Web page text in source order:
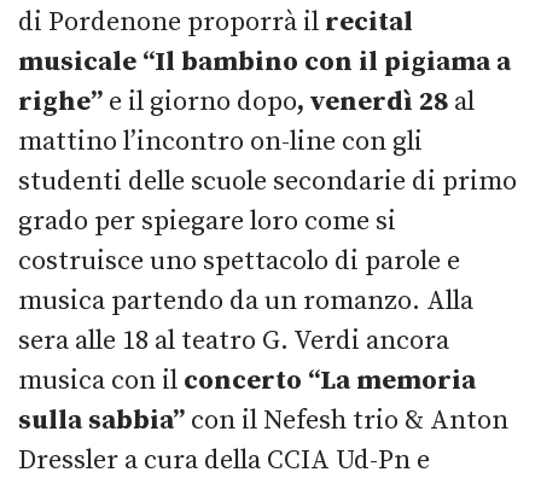
di Pordenone proporrà il recital
musicale “Il bambino con il pigiama a
righe” e il giorno dopo, venerdì 28 al
mattino l’incontro on-line con gli
studenti delle scuole secondarie di primo
grado per spiegare loro come si
costruisce uno spettacolo di parole e
musica partendo da un romanzo. Alla
sera alle 18 al teatro G. Verdi ancora
musica con il concerto “La memoria
sulla sabbia” con il Nefesh trio & Anton
Dressler a cura della CCIA Ud-Pn e